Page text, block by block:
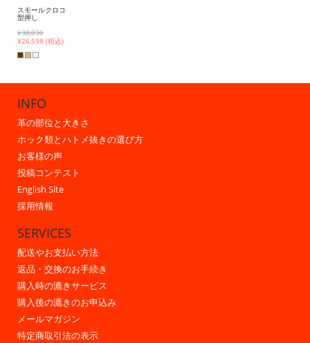
スモールクロコ
型押し
¥30,030
¥26,598 (税込)
INFO
革の部位と大きさ
ホック類とハトメ抜きの選び方
お客様の声
投稿コンテスト
English Site
採用情報
SERVICES
配送やお支払い方法
返品・交換のお手続き
購入時の漉きサービス
購入後の漉きのお申込み
メールマガジン
特定商取引法の表示